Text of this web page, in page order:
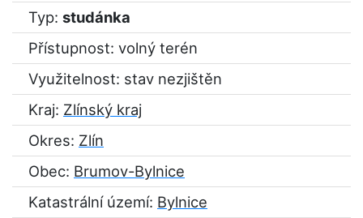
Typ: studánka
Přístupnost: volný terén
Využitelnost: stav nezjištěn
Kraj: Zlínský kraj
Okres: Zlín
Obec: Brumov-Bylnice
Katastrální území: Bylnice